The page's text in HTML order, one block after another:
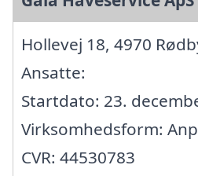
Hollevej 18, 4970
Ansatte:
Startdato: 23.
Virksomhedsform:
CVR: 44530783